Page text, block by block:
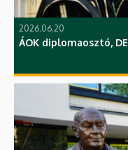
2026.06.20
ÁOK diplomaosztó, DE